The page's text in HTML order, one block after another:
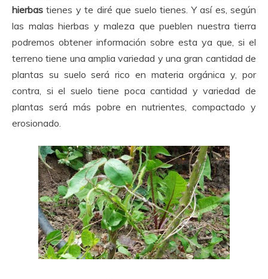
hierbas tienes y te diré que suelo tienes. Y así es, según
las malas hierbas y maleza que pueblen nuestra tierra
podremos obtener información sobre esta ya que, si el
terreno tiene una amplia variedad y una gran cantidad de
plantas su suelo será rico en materia orgánica y, por
contra, si el suelo tiene poca cantidad y variedad de
plantas será más pobre en nutrientes, compactado y
erosionado.